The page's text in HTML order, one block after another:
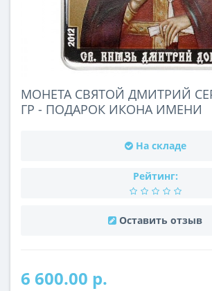
МОНЕТА СВЯТОЙ ДМИТРИЙ
ГР - ПОДАРОК ИКОНА ИМЕНИ
На складе
Рейтинг:
Оставить отзыв
6 600.00 р.